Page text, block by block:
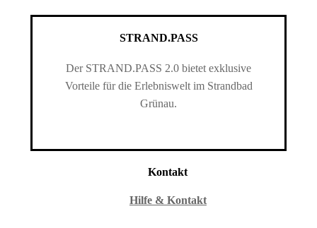
STRAND.PASS
Der STRAND.PASS 2.0 bietet exklusive
Vorteile für die Erlebniswelt im Strandbad
Grünau.
Kontakt
Hilfe & Kontakt